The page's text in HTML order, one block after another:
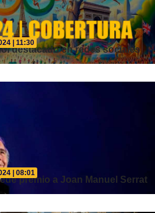
| 11:30
destacado en redes sociales
| 08:01
premio a Joan Manuel Serrat